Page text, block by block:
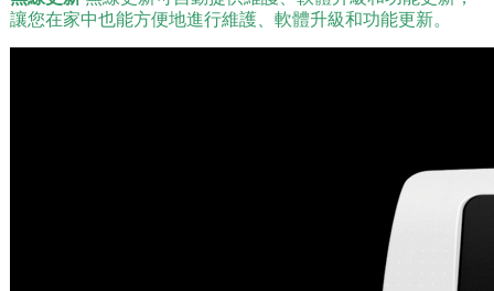
讓您在家中也能方便地進行維護、軟體升級和功能更新。